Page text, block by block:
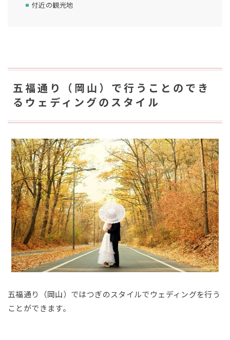
付近の観光地
五福通り（岡山）で行うことのでき
るウェディングのスタイル
五福通り（岡山）ではつぎのスタイルでウェディングを行う
ことができます。